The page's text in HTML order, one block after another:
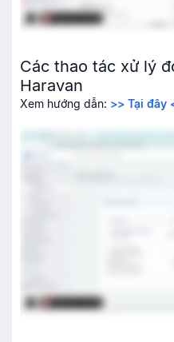
Các thao tác xử lý
Haravan
Xem hướng dẫn: >> Tại đây